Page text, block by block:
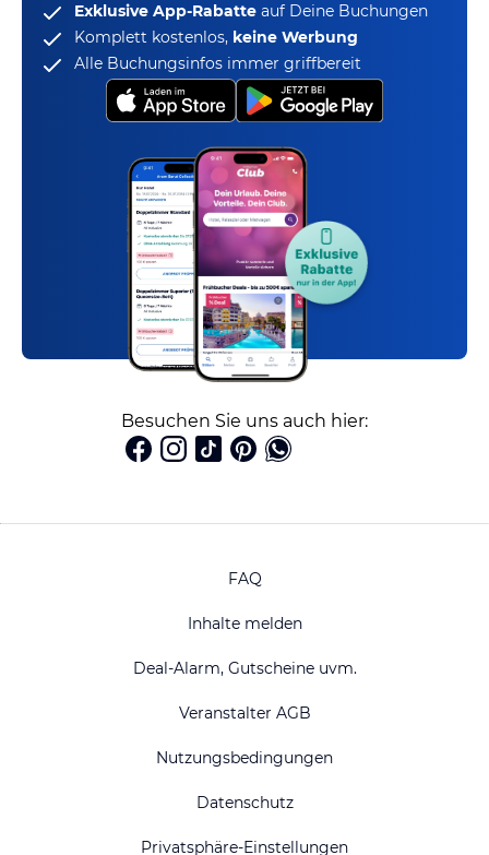
Exklusive App-Rabatte auf Deine Buchungen
Komplett kostenlos, keine Werbung
Alle Buchungsinfos immer griffbereit
Besuchen Sie uns auch hier:
FAQ
Inhalte melden
Deal-Alarm, Gutscheine uvm.
Veranstalter AGB
Nutzungsbedingungen
Datenschutz
Privatsphäre-Einstellungen